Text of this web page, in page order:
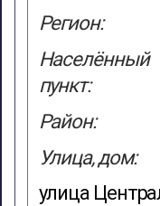
Регион:
Населённый
пункт:
Район:
Улица, дом:
улица